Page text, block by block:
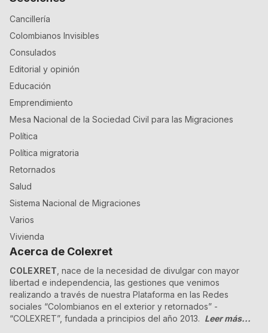
Cancillería
Colombianos Invisibles
Consulados
Editorial y opinión
Educación
Emprendimiento
Mesa Nacional de la Sociedad Civil para las Migraciones
Política
Política migratoria
Retornados
Salud
Sistema Nacional de Migraciones
Varios
Vivienda
Acerca de Colexret
COLEXRET , nace de la necesidad de divulgar con mayor
libertad e independencia, las gestiones que venimos
realizando a través de nuestra Plataforma en las Redes
sociales “Colombianos en el exterior y retornados” -
“COLEXRET”, fundada a principios del año 2013. Leer más...